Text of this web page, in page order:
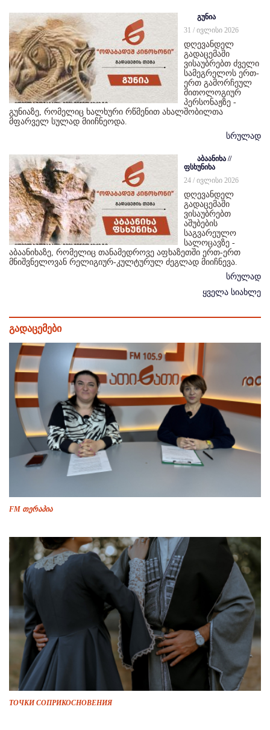
გუნია
31 / ივლისი 2026
დღევანდელ
გადაცემაში
ვისაუბრებთ ძველი
სამეგრელოს ერთ-
ერთ გამორჩეულ
მითოლოგიურ
პერსონაჟზე -
გუნიაზე, რომელიც ხალხური რწმენით ახალშობილთა
მფარველ სულად მიიჩნეოდა.
სრულად
აბაანიხა //
ფსხუნიხა
24 / ივლისი 2026
დღევანდელ
გადაცემაში
ვისაუბრებთ
აშუბების
საგვარეულო
სალოცავზე -
აბაანიხაზე, რომელიც თანამედროვე აფხაზეთში ერთ-ერთ
მნიშვნელოვან რელიგიურ-კულტურულ ძეგლად მიიჩნევა.
სრულად
ყველა სიახლე
გადაცემები
FM თერაპია
ТОЧКИ СОПРИКОСНОВЕНИЯ